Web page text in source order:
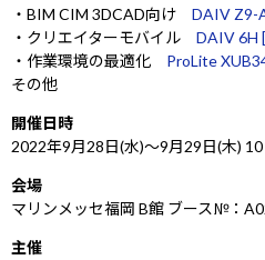
Windows 11 |Copilot+ PC
・BIM CIM 3DCAD向け DAIV Z9-
・クリエイターモバイル DAIV 6H
・作業環境の最適化 ProLite
その他
開催日時
2022年9月28日(水)～9月29日(木)
会場
マリンメッセ福岡 B館 ブース№：
主催